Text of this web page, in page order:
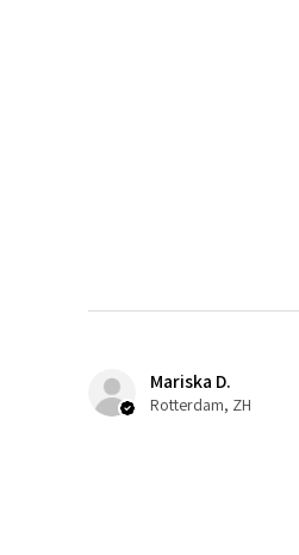
Mariska D.
Rotterdam, ZH